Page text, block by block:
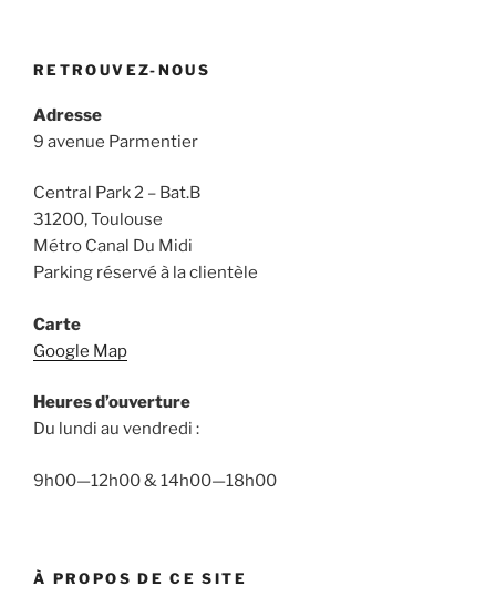
RETROUVEZ-NOUS
Adresse
9 avenue Parmentier
Central Park 2 – Bat.B
31200, Toulouse
Métro Canal Du Midi
Parking réservé à la clientèle
Carte
Google Map
Heures d’ouverture
Du lundi au vendredi :
9h00—12h00 & 14h00—18h00
À PROPOS DE CE SITE